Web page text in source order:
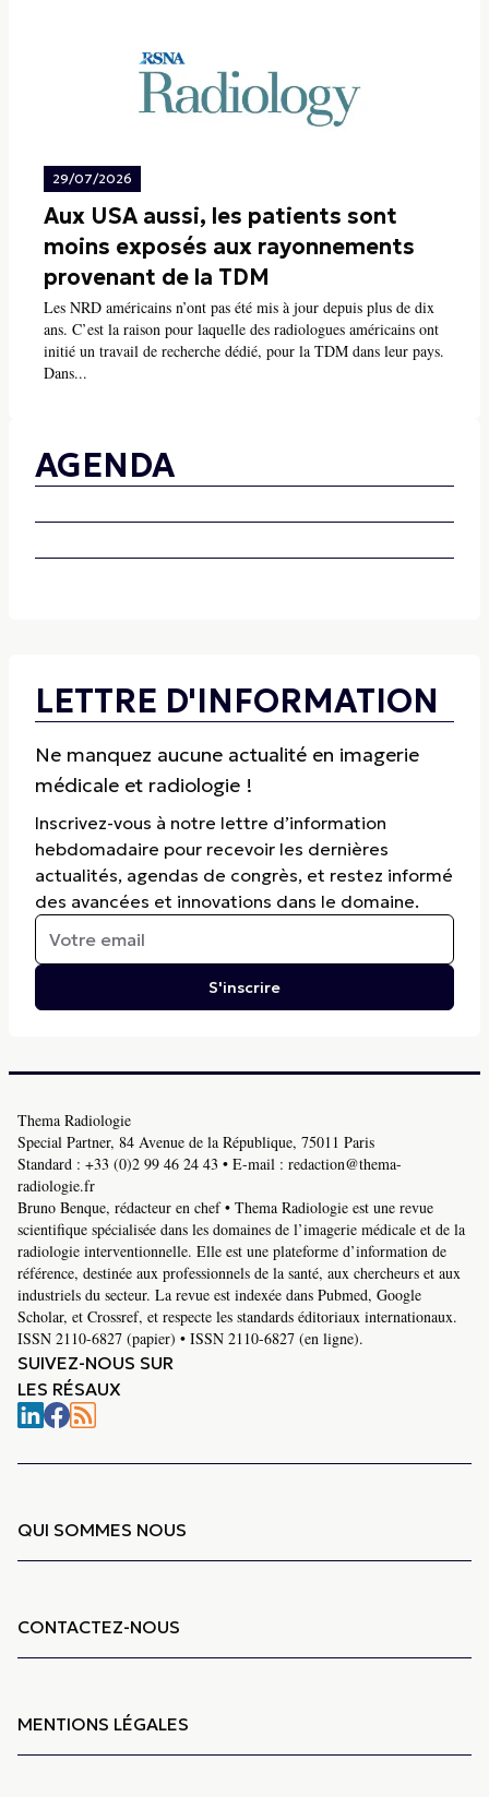
29/07/2026
Aux USA aussi, les patients sont
moins exposés aux rayonnements
provenant de la TDM
Les NRD américains n’ont pas été mis à jour depuis plus de dix
ans. C’est la raison pour laquelle des radiologues américains ont
initié un travail de recherche dédié, pour la TDM dans leur pays.
Dans...
AGENDA
LETTRE D'INFORMATION
Ne manquez aucune actualité en imagerie
médicale et radiologie !
Inscrivez-vous à notre lettre d’information
hebdomadaire pour recevoir les dernières
actualités, agendas de congrès, et restez informé
des avancées et innovations dans le domaine.
S'inscrire
Thema Radiologie
Special Partner, 84 Avenue de la République, 75011 Paris
Standard : +33 (0)2 99 46 24 43 • E-mail : redaction@thema-
radiologie.fr
Bruno Benque, rédacteur en chef • Thema Radiologie est une revue
scientifique spécialisée dans les domaines de l’imagerie médicale et de la
radiologie interventionnelle. Elle est une plateforme d’information de
référence, destinée aux professionnels de la santé, aux chercheurs et aux
industriels du secteur. La revue est indexée dans Pubmed, Google
Scholar, et Crossref, et respecte les standards éditoriaux internationaux.
ISSN 2110-6827 (papier) • ISSN 2110-6827 (en ligne).
SUIVEZ-NOUS SUR
LES RÉSAUX
QUI SOMMES NOUS
CONTACTEZ-NOUS
MENTIONS LÉGALES